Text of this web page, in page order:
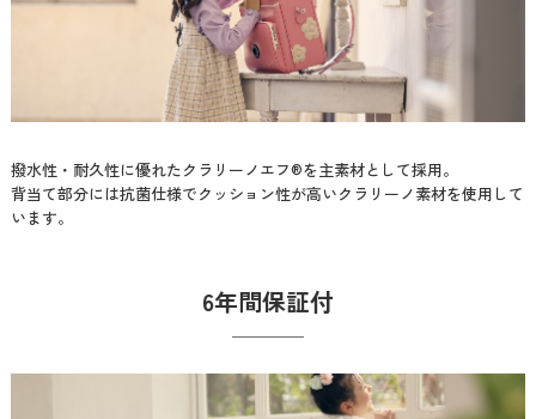
撥水性・耐久性に優れたクラリーノエフ®を主素材として採用。
背当て部分には抗菌仕様でクッション性が高いクラリーノ素材を使用して
います。
6年間保証付